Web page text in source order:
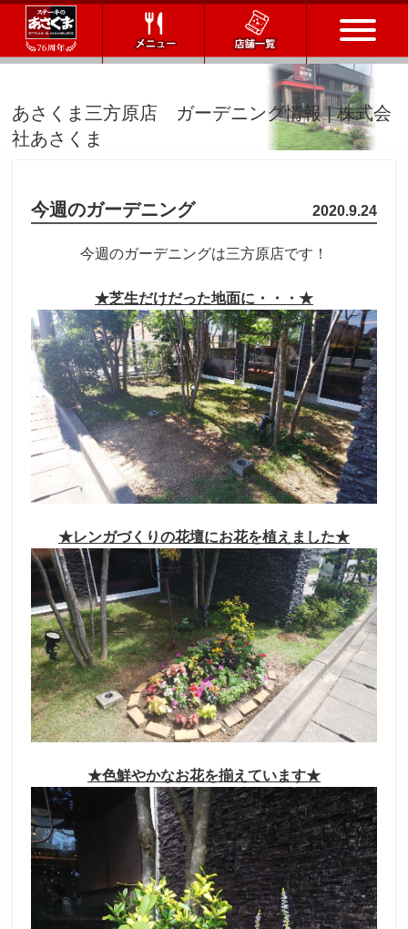
店舗一覧
メニュー
会社情報
会社概要
IR情報
通販サイト
お問い合わせ
採用情報
採用トップ
新卒採用
中途採用
あさくま三方原店 ガーデニング情報 | 株式会
社あさくま
今週のガーデニング 2020.9.24
今週のガーデニングは三方原店です！
★芝生だけだった地面に・・・★
★レンガづくりの花壇にお花を植えました★
★色鮮やかなお花を揃えています★